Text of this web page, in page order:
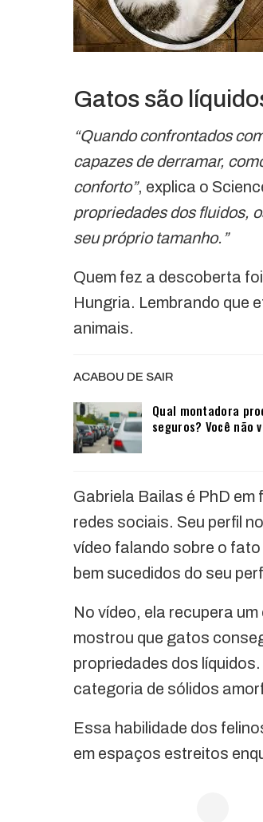
Gatos são
“Quando confrontados
capazes de derramar,
conforto”, explica o
propriedades dos fluidos,
seu próprio tamanho.”
Quem fez a descoberta
Hungria. Lembrando que
animais.
ACABOU DE SAIR
Qual montadora
seguros? Você não
Gabriela Bailas é PhD
redes sociais. Seu perfil
vídeo falando sobre o
bem sucedidos do seu
No vídeo, ela recupera
mostrou que gatos
propriedades dos
categoria de sólidos
Essa habilidade dos
em espaços estreitos